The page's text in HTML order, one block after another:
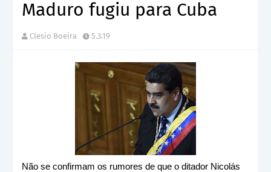
Maduro fugiu para Cuba
Clesio Boeira 5.3.19
Não se confirmam os rumores de que o ditador Nicolás